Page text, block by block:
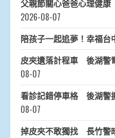
父親節關心爸爸心理健
2026-08-07
陪孩子一起追夢！幸福台
皮夾遺落計程車 後湖警
08-07
看診記錯停車格 後湖警
08-07
掉皮夾不敢獨找 長竹警